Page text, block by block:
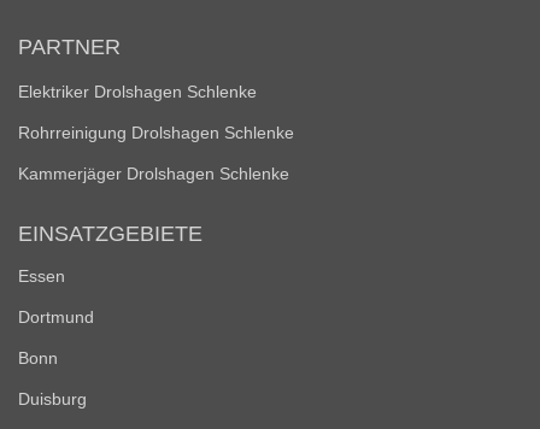
PARTNER
Elektriker Drolshagen Schlenke
Rohrreinigung Drolshagen Schlenke
Kammerjäger Drolshagen Schlenke
EINSATZGEBIETE
Essen
Dortmund
Bonn
Duisburg